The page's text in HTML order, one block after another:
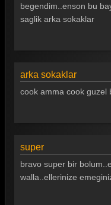
Arka Sokaklar 15.
Arka Sokaklar 12.
Arka Sokaklar 11.
Arka Sokaklar 8.
Arka Sokaklar 7.
begendim..enson bu
saglik arka sokaklar
arka sokaklar
cook amma cook guzel
super
bravo super bir
walla..ellerinize